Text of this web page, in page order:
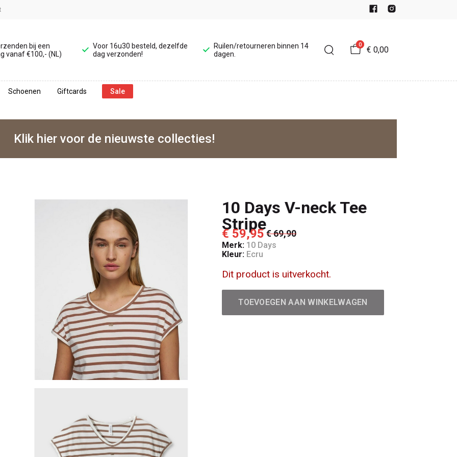
bij een
vanaf €100,- (NL)
Voor 16u30 besteld, dezelfde
dag verzonden!
Ruilen/retourneren binnen 14
dagen.
0
€ 0,00
Schoenen Giftcards Sale
Klik hier voor de nieuwste collecties!
10 Days V-neck Tee
Stripe
€ 59,95€ 69,90
Merk: 10 Days
Kleur: Ecru
Dit product is uitverkocht.
TOEVOEGEN AAN WINKELWAGEN